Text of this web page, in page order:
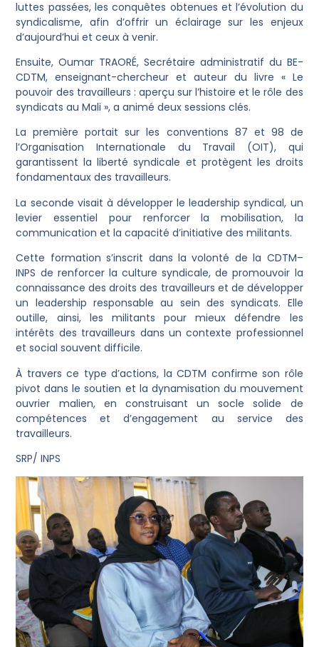
luttes passées, les conquêtes obtenues et l’évolution du
syndicalisme, afin d’offrir un éclairage sur les enjeux
d’aujourd’hui et ceux à venir.
Ensuite, Oumar TRAORÉ, Secrétaire administratif du BE-
CDTM, enseignant-chercheur et auteur du livre « Le
pouvoir des travailleurs : aperçu sur l’histoire et le rôle des
syndicats au Mali », a animé deux sessions clés.
La première portait sur les conventions 87 et 98 de
l’Organisation Internationale du Travail (OIT), qui
garantissent la liberté syndicale et protègent les droits
fondamentaux des travailleurs.
La seconde visait à développer le leadership syndical, un
levier essentiel pour renforcer la mobilisation, la
communication et la capacité d’initiative des militants.
Cette formation s’inscrit dans la volonté de la CDTM–
INPS de renforcer la culture syndicale, de promouvoir la
connaissance des droits des travailleurs et de développer
un leadership responsable au sein des syndicats. Elle
outille, ainsi, les militants pour mieux défendre les
intérêts des travailleurs dans un contexte professionnel
et social souvent difficile.
À travers ce type d’actions, la CDTM confirme son rôle
pivot dans le soutien et la dynamisation du mouvement
ouvrier malien, en construisant un socle solide de
compétences et d’engagement au service des
travailleurs.
SRP/ INPS